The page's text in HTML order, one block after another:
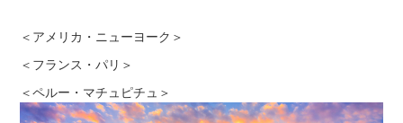
＜アメリカ・ニューヨーク＞
＜フランス・パリ＞
＜ペルー・マチュピチュ＞